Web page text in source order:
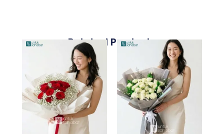
Related Products